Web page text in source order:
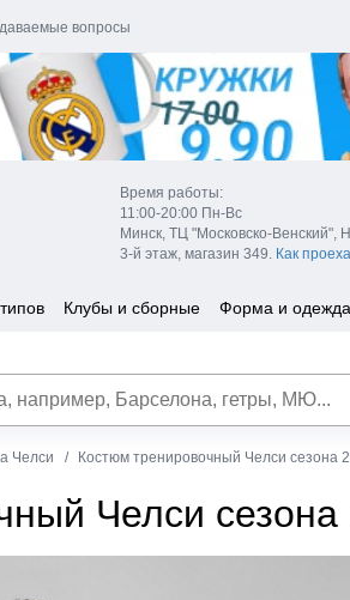
вопросы
Время работы:
11:00-20:00 Пн-Вс
Минск, ТЦ "Московско-Венский",
3-й этаж, магазин 349. Как
Клубы и сборные Форма и одежда
Челси Костюм тренировочный Челси сезона
Челси сезона